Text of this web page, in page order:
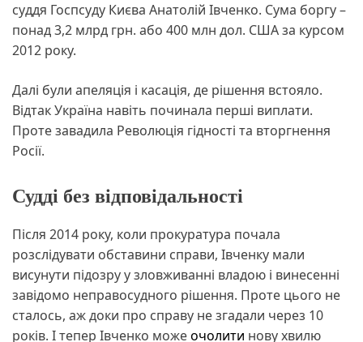
суддя Госпсуду Києва Анатолій Івченко. Сума боргу –
понад 3,2 млрд грн. або 400 млн дол. США за курсом
2012 року.
Далі були апеляція і касація, де рішення встояло.
Відтак Україна навіть починала перші виплати.
Проте завадила Революція гідності та вторгнення
Росії.
Судді без відповідальності
Після 2014 року, коли прокуратура почала
розслідувати обставини справи, Івченку мали
висунути підозру у зловживанні владою і винесенні
завідомо неправосудного рішення. Проте цього не
сталось, аж доки про справу не згадали через 10
років. І тепер Івченко можеочолити нову хвилю